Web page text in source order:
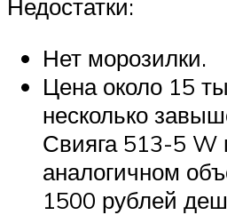
Недостатки:
Нет морозилки.
Цена около 15
несколько
Свияга 513-5 W
аналогичном
1500 рублей